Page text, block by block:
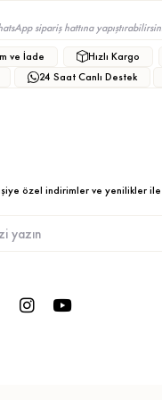
sipariş hattına
ve İade Hızlı Kargo
24 Saat Canlı Destek
özel indirimler ve yenilikler